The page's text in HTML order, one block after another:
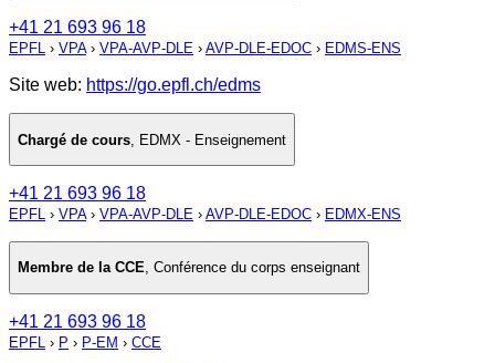
+41 21 693 96 18
EPFL › VPA› VPA-AVP-DLE › AVP-DLE-EDOC › EDMS-ENS
Site web: https://go.epfl.ch/edms
Chargé de cours EDMX - Enseignement
+41 21 693 96 18
EPFL › VPA› VPA-AVP-DLE › AVP-DLE-EDOC › EDMX-ENS
Membre de la CCE, Conférence du corps enseignant
+41 21 693 96 18
EPFL › P › P-EM › CCE